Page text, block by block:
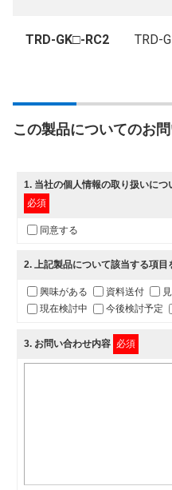
TRD-GK□-RC2 TRD-
この製品についてのお
1. 当社の個人情報の取り扱いにつ
必須
同意する
2. 上記製品について該当する項目
興味がある 資料送付
現在検討中
今後検討予定
3. お問い合わせ内容 必須